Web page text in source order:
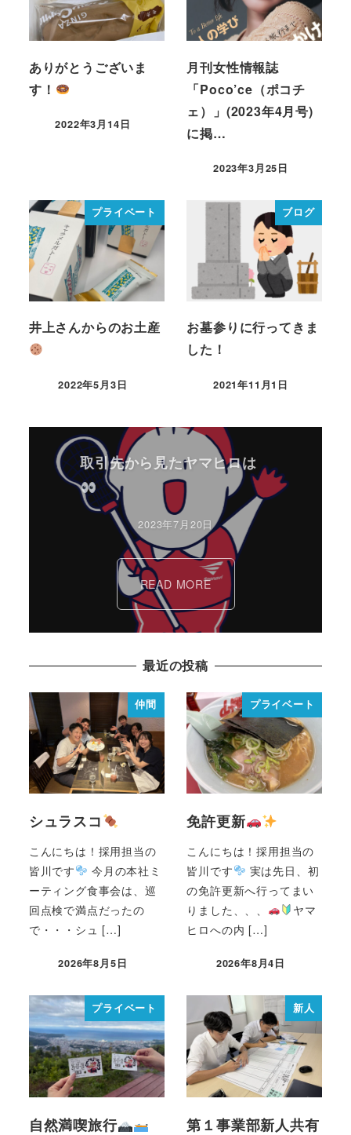
ありがとうございま
す！
2022年3月14日
月刊女性情報誌
「Poco’ce（ポコチ
ェ）」(2023年4月号)
に掲…
2023年3月25日
プライベート
井上さんからのお土産
2022年5月3日
ブログ
お墓参りに行ってきま
した！
2021年11月1日
取引先から見たヤマヒロは
2023年7月20日
READ MORE
最近の投稿
仲間
シュラスコ
こんにちは！採用担当の
皆川です
今月の本社ミ
ーティング食事会は、巡
回点検で満点だったの
で・・・シュ […]
2026年8月5日
プライベート
免許更新
こんにちは！採用担当の
皆川です
実は先日、初
の免許更新へ行ってまい
りました、、、
ヤマ
ヒロへの内 […]
2026年8月4日
プライベート
自然満喫旅行
新人
第１事業部新人共有